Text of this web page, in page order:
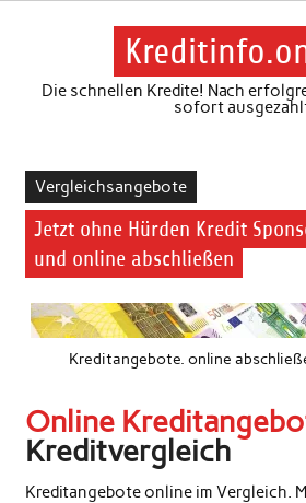
Skip
Die schnellen Kredite! Nach
sofort
Vergleichsangebote
Jetzt ohne Hürden Kredit
und online abschließen
Kreditangebote. online
Online
Kreditvergleich
Kreditangebote online im Vergleich.